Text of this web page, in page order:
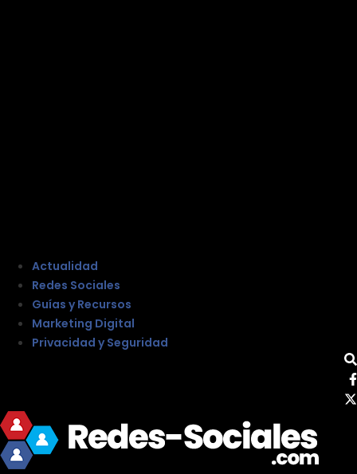
Actualidad
Redes Sociales
Guías y Recursos
Marketing Digital
Privacidad y Seguridad